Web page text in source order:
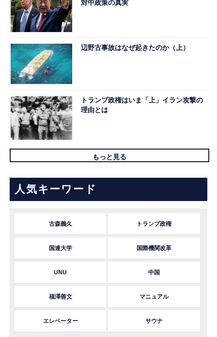
対中政策の真実
辺野古事故はなぜ起きたのか（上）
トランプ政権はいま「上」イラン攻撃の
理由とは
もっと見る
人気キーワード
古森義久 トランプ政権
国連大学 国際機関改革
UNU 中国
福澤善文 マニュアル
エレベーター サウナ